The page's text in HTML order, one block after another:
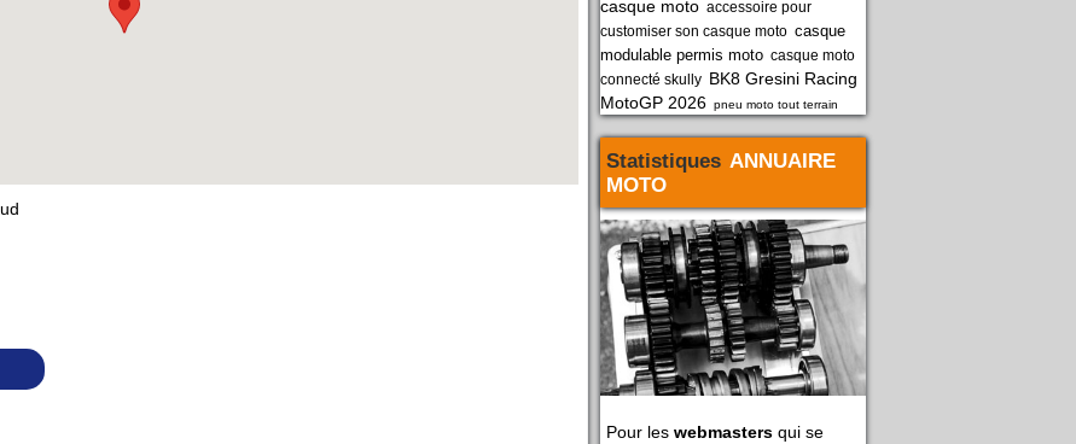
casque moto accessoire pour
customiser son casque moto casque
modulable permis moto casque moto
connecté skully BK8 Gresini Racing
MotoGP 2026 pneu moto tout terrain
Statistiques ANNUAIRE
MOTO
Pour les webmasters qui se